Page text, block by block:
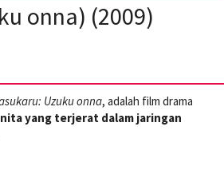
onna) (2009)
Uzuku onna, adalah film drama
yang terjerat dalam jaringan